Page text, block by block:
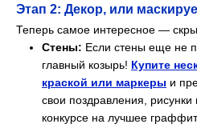
Этап 2: Декор, или
Теперь самое интересное —
Стены: Если стены еще не
главный козырь! Купите
краской или маркеры и
свои поздравления, рисунки
конкурсе на лучшее